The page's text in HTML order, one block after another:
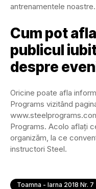
antrenamentele noastre.
Cum pot
publicul
despre
Oricine poate afla
Programs vizitând
Programs. Acolo aflați
organizăm, la ce
instructori Steel.
Toamna - Iarna 2018 Nr. 7